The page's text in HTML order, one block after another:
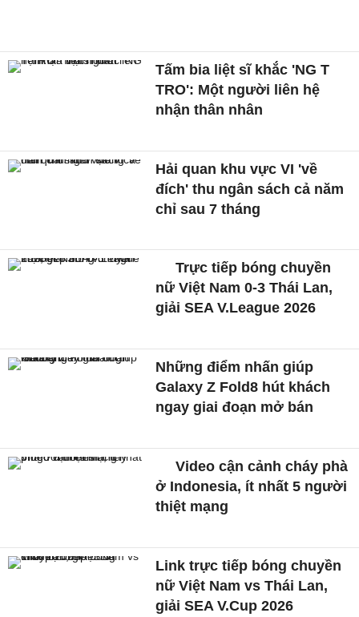
Tấm bia liệt sĩ khắc 'NG T
TRO': Một người liên hệ
nhận thân nhân
Hải quan khu vực VI 'về
đích' thu ngân sách cả năm
chỉ sau 7 tháng
Trực tiếp bóng chuyền
nữ Việt Nam 0-3 Thái Lan,
giải SEA V.League 2026
Những điểm nhấn giúp
Galaxy Z Fold8 hút khách
ngay giai đoạn mở bán
Video cận cảnh cháy phà
ở Indonesia, ít nhất 5 người
thiệt mạng
Link trực tiếp bóng chuyền
nữ Việt Nam vs Thái Lan,
giải SEA V.Cup 2026